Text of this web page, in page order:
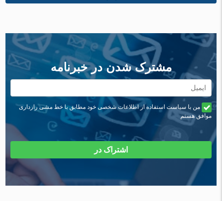
مشترک شدن در خبرنامه
من با سیاست استفاده از اطلاعات شخصی خود مطابق با خط مشی رازداری
موافق هستم
اشتراک در